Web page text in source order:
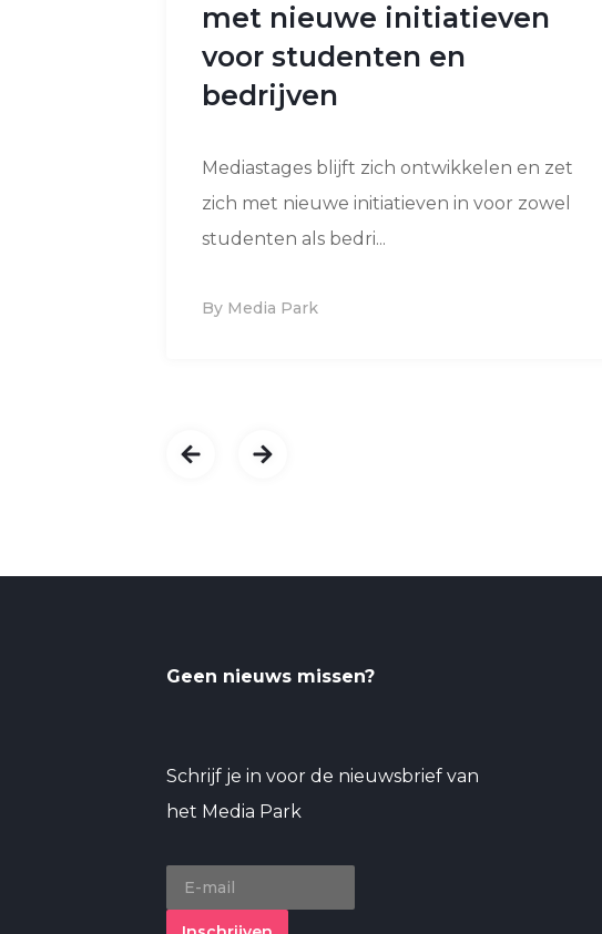
met nieuwe initiatieven
voor studenten en
bedrijven
Mediastages blijft zich ontwikkelen en zet
zich met nieuwe initiatieven in voor zowel
studenten als bedri...
By Media Park
Geen nieuws missen?
Schrijf je in voor de nieuwsbrief van
het Media Park